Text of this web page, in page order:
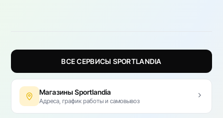
ВСЕ СЕРВИСЫ SPORTLANDIA
Магазины Sportlandia
Адреса, график работы и самовывоз